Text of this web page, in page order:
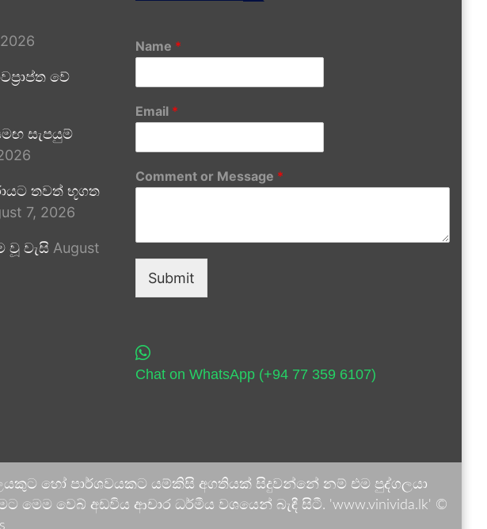
වේ
සැපයුම්
තවත් භූගත
7, 2026
වූ වැසි August
Name *
Email *
Comment or Message *
Submit
Chat on WhatsApp (+94 77 359 6107)
හෝ පාර්ශවයකට යම්කිසි අගතියක් සිදුවන්නේ නම් එම පුද්ගලයා
වෙබ් අඩවිය ආචාර ධර්මීය වශයෙන් බැඳී සිටී. 'www.vinivida.lk' ©